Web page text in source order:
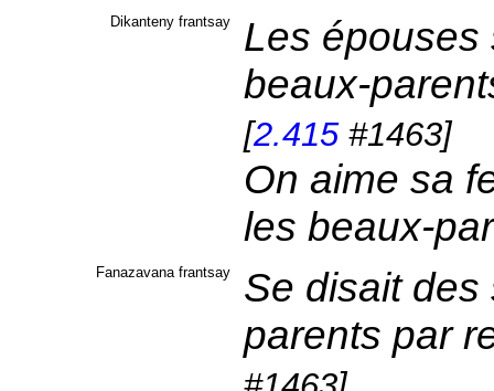
Dikanteny frantsay
Les épouses
beaux-
[2.415#1463]
On aime sa
les beaux-
Fanazavana frantsay
Se disait
parents par